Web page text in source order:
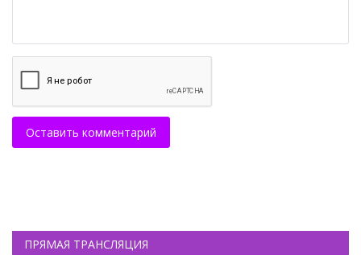
Оставить комментарий
ПРЯМАЯ ТРАНСЛЯЦИЯ